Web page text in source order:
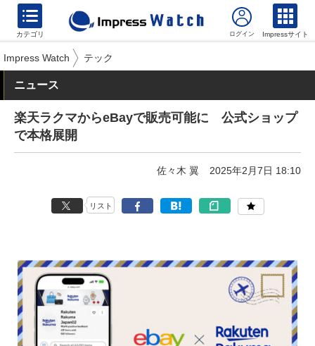
カテゴリ Impressサイト
Impress Watch テック
ニュース
楽天ラクマからeBayで販売可能に 公式ショップ
で本格展開
佐々木 翼 2025年2月7日 18:10
リスト